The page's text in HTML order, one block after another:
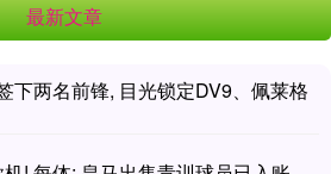
最新文章
下两名前锋, 目光锁定DV9、佩莱格